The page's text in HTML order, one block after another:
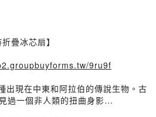
疊冰芯扇】
9ru9f
現在中東和阿拉伯的傳說生物。古
過一個非人類的扭曲身影…